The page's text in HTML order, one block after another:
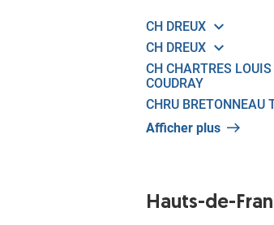
CH DREUX
CH DREUX
CH CHARTRES
COUDRAY
CHRU BRETONNEAU
Afficher plus
Hauts-de-